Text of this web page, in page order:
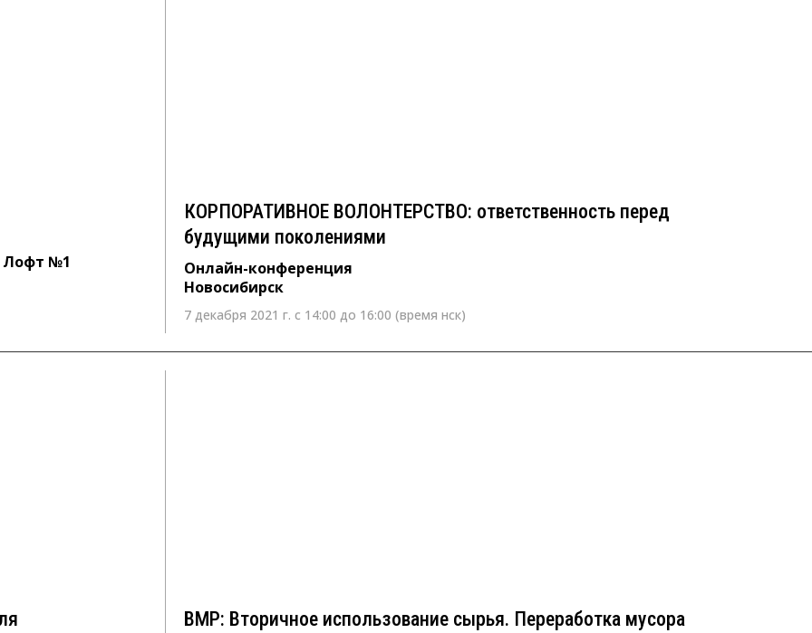
Лофт №1
КОРПОРАТИВНОЕ ВОЛОНТЕРСТВО: ответственность перед
будущими поколениями
Онлайн-конференция
Новосибирск
7 декабря 2021 г. с 14:00 до 16:00 (время нск)
ВМР: Вторичное использование сырья. Переработка мусора